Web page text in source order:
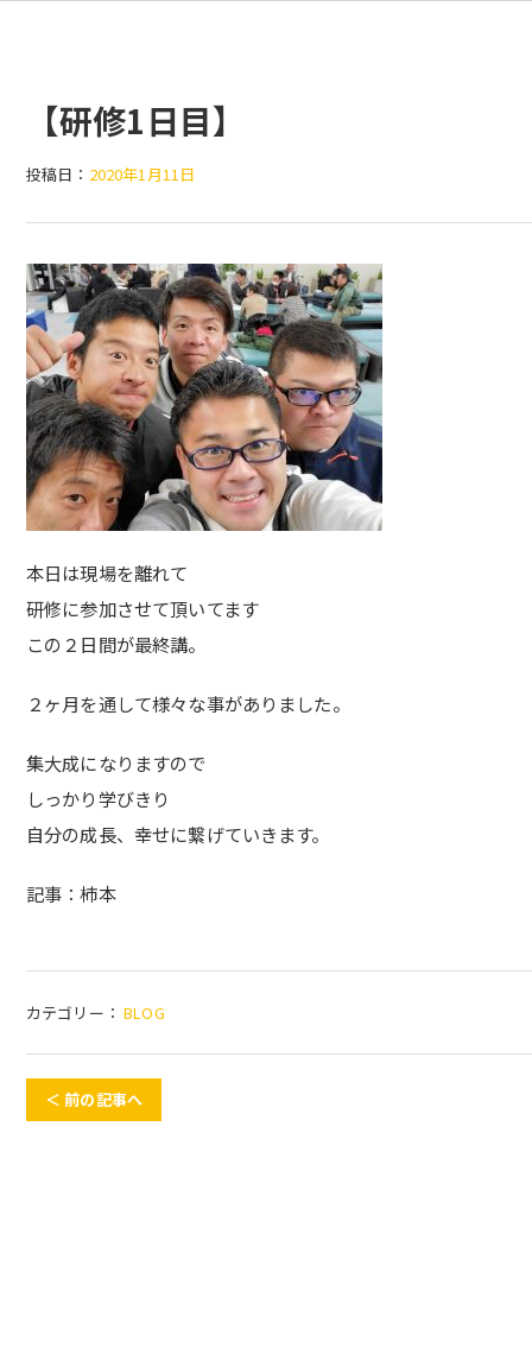
【研修1日目】
投稿日： 2020年1月11日
本日は現場を離れて
研修に参加させて頂いてます
この２日間が最終講。
２ヶ月を通して様々な事がありました。
集大成になりますので
しっかり学びきり
自分の成長、幸せに繋げていきます。
記事：柿本
カテゴリー： BLOG
＜ 前の記事へ